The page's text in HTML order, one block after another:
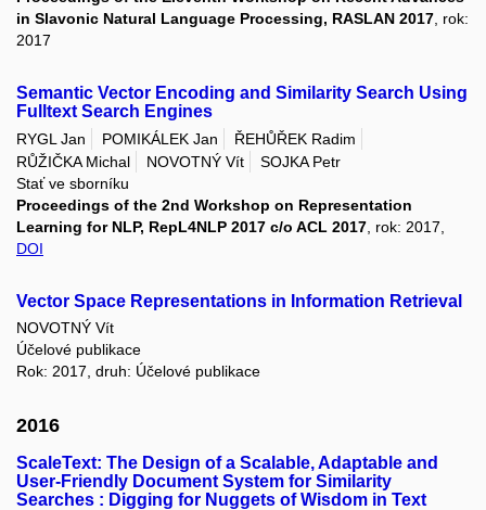
in Slavonic Natural Language Processing, RASLAN 2017, rok:
2017
Semantic Vector Encoding and Similarity Search Using
Fulltext Search Engines
RYGL Jan POMIKÁLEK Jan
ŘEHŮŘEK Radim
RŮŽIČKA Michal
NOVOTNÝ Vít
SOJKA Petr
Stať ve sborníku
Proceedings of the 2nd Workshop on Representation
Learning for NLP, RepL4NLP 2017 c/o ACL 2017 , rok: 2017,
DOI
Vector Space Representations in Information Retrieval
NOVOTNÝ Vít
Účelové publikace
Rok: 2017, druh: Účelové publikace
2016
ScaleText: The Design of a Scalable, Adaptable and
User-Friendly Document System for Similarity
Searches : Digging for Nuggets of Wisdom in Text